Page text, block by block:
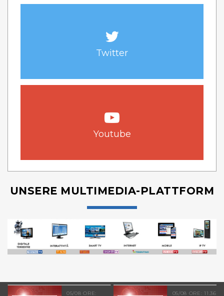
Twitter
Youtube
UNSERE MULTIMEDIA-PLATTFORM
05/08 ORE:
05/08 ORE: 11.36